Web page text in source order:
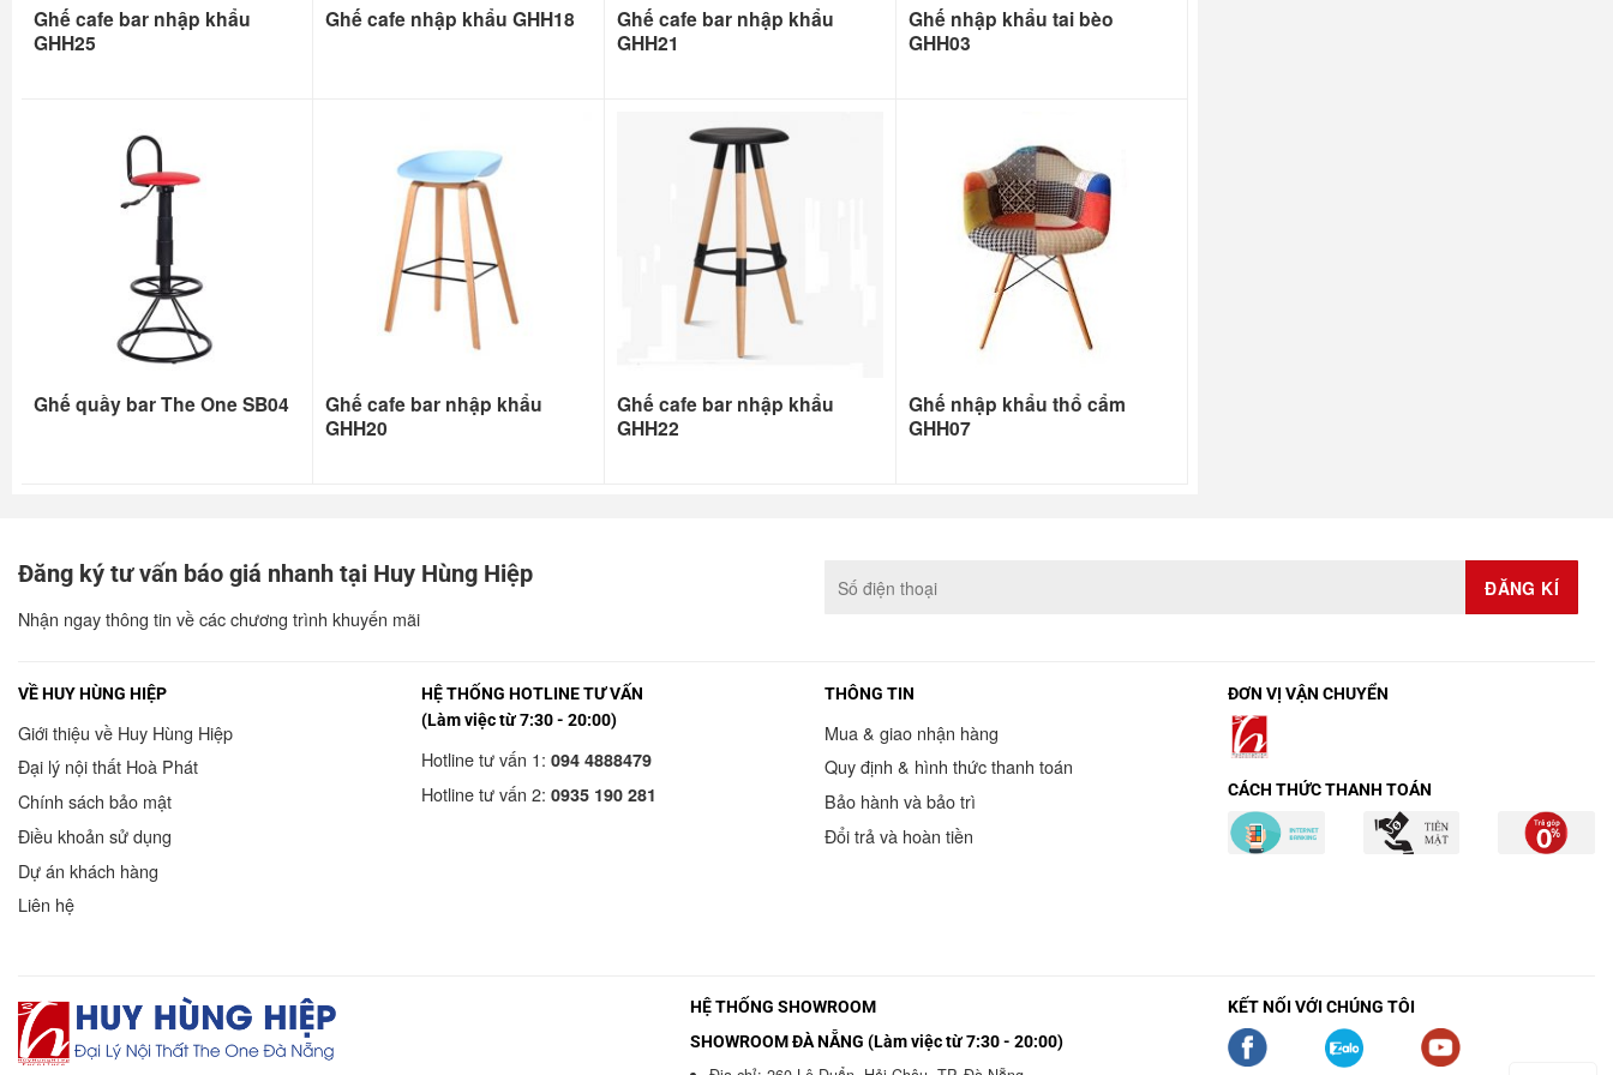
Ghế cafe bar nhập khẩu
GHH25
Ghế cafe nhập khẩu GHH18
Ghế cafe bar nhập khẩu
GHH21
Ghế nhập khẩu tai bèo
GHH03
Ghế quầy bar The One SB04
Ghế cafe bar nhập khẩu
GHH20
Ghế cafe bar nhập khẩu
GHH22
Ghế nhập khẩu thổ cẩm
GHH07
Đăng ký tư vấn báo giá nhanh tại Huy Hùng Hiệp
Nhận ngay thông tin về các chương trình khuyến mãi
VỀ HUY HÙNG HIỆP
Giới thiệu về Huy Hùng Hiệp
Đại lý nội thất Hoà Phát
Chính sách bảo mật
Điều khoản sử dụng
Dự án khách hàng
Liên hệ
HỆ THỐNG HOTLINE TƯ VẤN
(Làm việc từ 7:30 - 20:00)
Hotline tư vấn 1: 094 4888479
Hotline tư vấn 2: 0935 190 281
THÔNG TIN
Mua & giao nhận hàng
Quy định & hình thức thanh toán
Bảo hành và bảo trì
Đổi trả và hoàn tiền
ĐƠN VỊ VẬN CHUYỂN
CÁCH THỨC THANH TOÁN
HỆ THỐNG SHOWROOM
SHOWROOM ĐÀ NẴNG (Làm việc từ 7:30 - 20:00)
KẾT NỐI VỚI CHÚNG TÔI